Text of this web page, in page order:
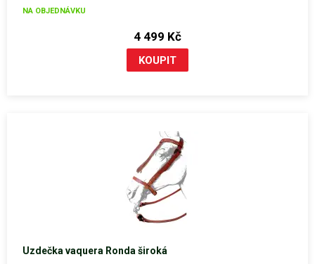
NA OBJEDNÁVKU
4 499 Kč
Uzdečka vaquera Ronda široká